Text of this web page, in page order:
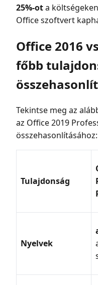
25%-ota
Office szoftvert
Office 2016
főbb
Tekintse meg az
az Office 2019
összehasonlításához:
Tulajdonság
Nyelvek